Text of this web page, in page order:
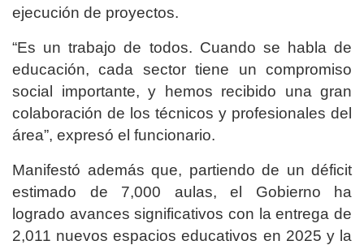
ejecución de proyectos.
“Es un trabajo de todos. Cuando se habla de
educación, cada sector tiene un compromiso
social importante, y hemos recibido una gran
colaboración de los técnicos y profesionales del
área”, expresó el funcionario.
Manifestó además que, partiendo de un déficit
estimado de 7,000 aulas, el Gobierno ha
logrado avances significativos con la entrega de
2,011 nuevos espacios educativos en 2025 y la